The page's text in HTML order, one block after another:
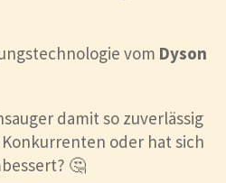
vom Dyson
damit so zuverlässig
oder hat sich
🤔